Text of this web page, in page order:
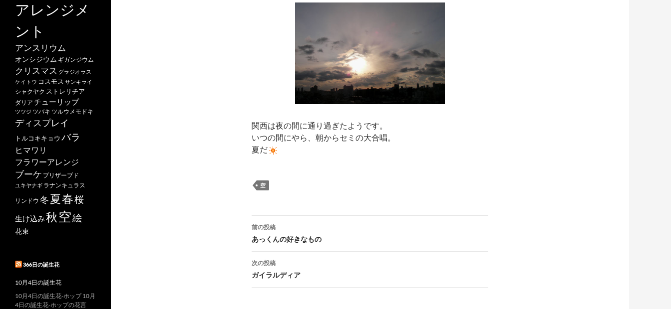
関西は夜の間に通り過ぎたようです。
いつの間にやら、朝からセミの大合唱。
夏だ
空
投
稿
ナ
ビ
ゲ
前の投稿
あっくんの好きなもの
次の投稿
ガイラルディア
アレンジメ
ント
アンスリウム
オンシジウム ギガンジウム
クリスマス グラジオラス
ケイトウ コスモス サンキライ
シャクヤク ストレリチア
ダリア チューリップ
ツツジ ツバキ ツルウメモドキ
ディスプレイ
トルコキキョウ バラ
ヒマワリ
フラワーアレンジ
ブーケ プリザーブド
ユキヤナギ ラナンキュラス
リンドウ 冬夏春桜
生け込み秋 空絵
花束
366日の誕生花
10月4日の誕生花
10月4日の誕生花-ホップ 10月
4日の誕生花-ホップの花言